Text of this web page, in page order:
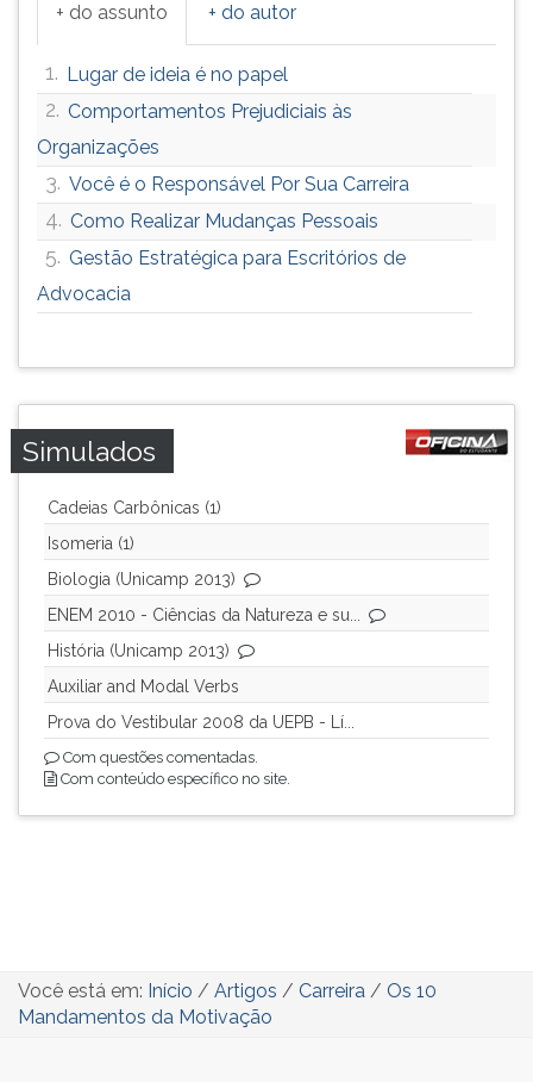
+ do assunto + do autor
1. Lugar de ideia é no papel
2. Comportamentos Prejudiciais às
Organizações
3. Você é o Responsável Por Sua Carreira
4. Como Realizar Mudanças Pessoais
5. Gestão Estratégica para Escritórios de
Advocacia
Simulados
Cadeias Carbônicas (1)
Isomeria (1)
Biologia (Unicamp 2013)
ENEM 2010 - Ciências da Natureza e su...
História (Unicamp 2013)
Auxiliar and Modal Verbs
Prova do Vestibular 2008 da UEPB - Lí...
Com questões comentadas.
Com conteúdo específico no site.
Você está em: Início / Artigos / Carreira / Os 10
Mandamentos da Motivação